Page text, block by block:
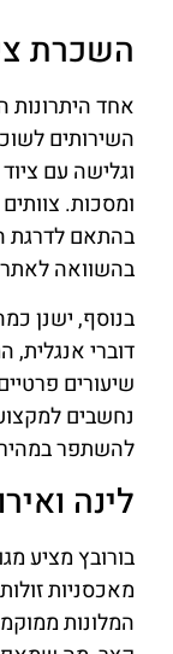
השכרת
אחד היתרונות
השירותים
וגלישה עם
ומסכות.
בהתאם לדרגת
בהשוואה
בנוסף, ישנן
דוברי
שיעורים
נחשבים
להשתפר
לינה
בורובץ מציע
מאכסניות
המלונות